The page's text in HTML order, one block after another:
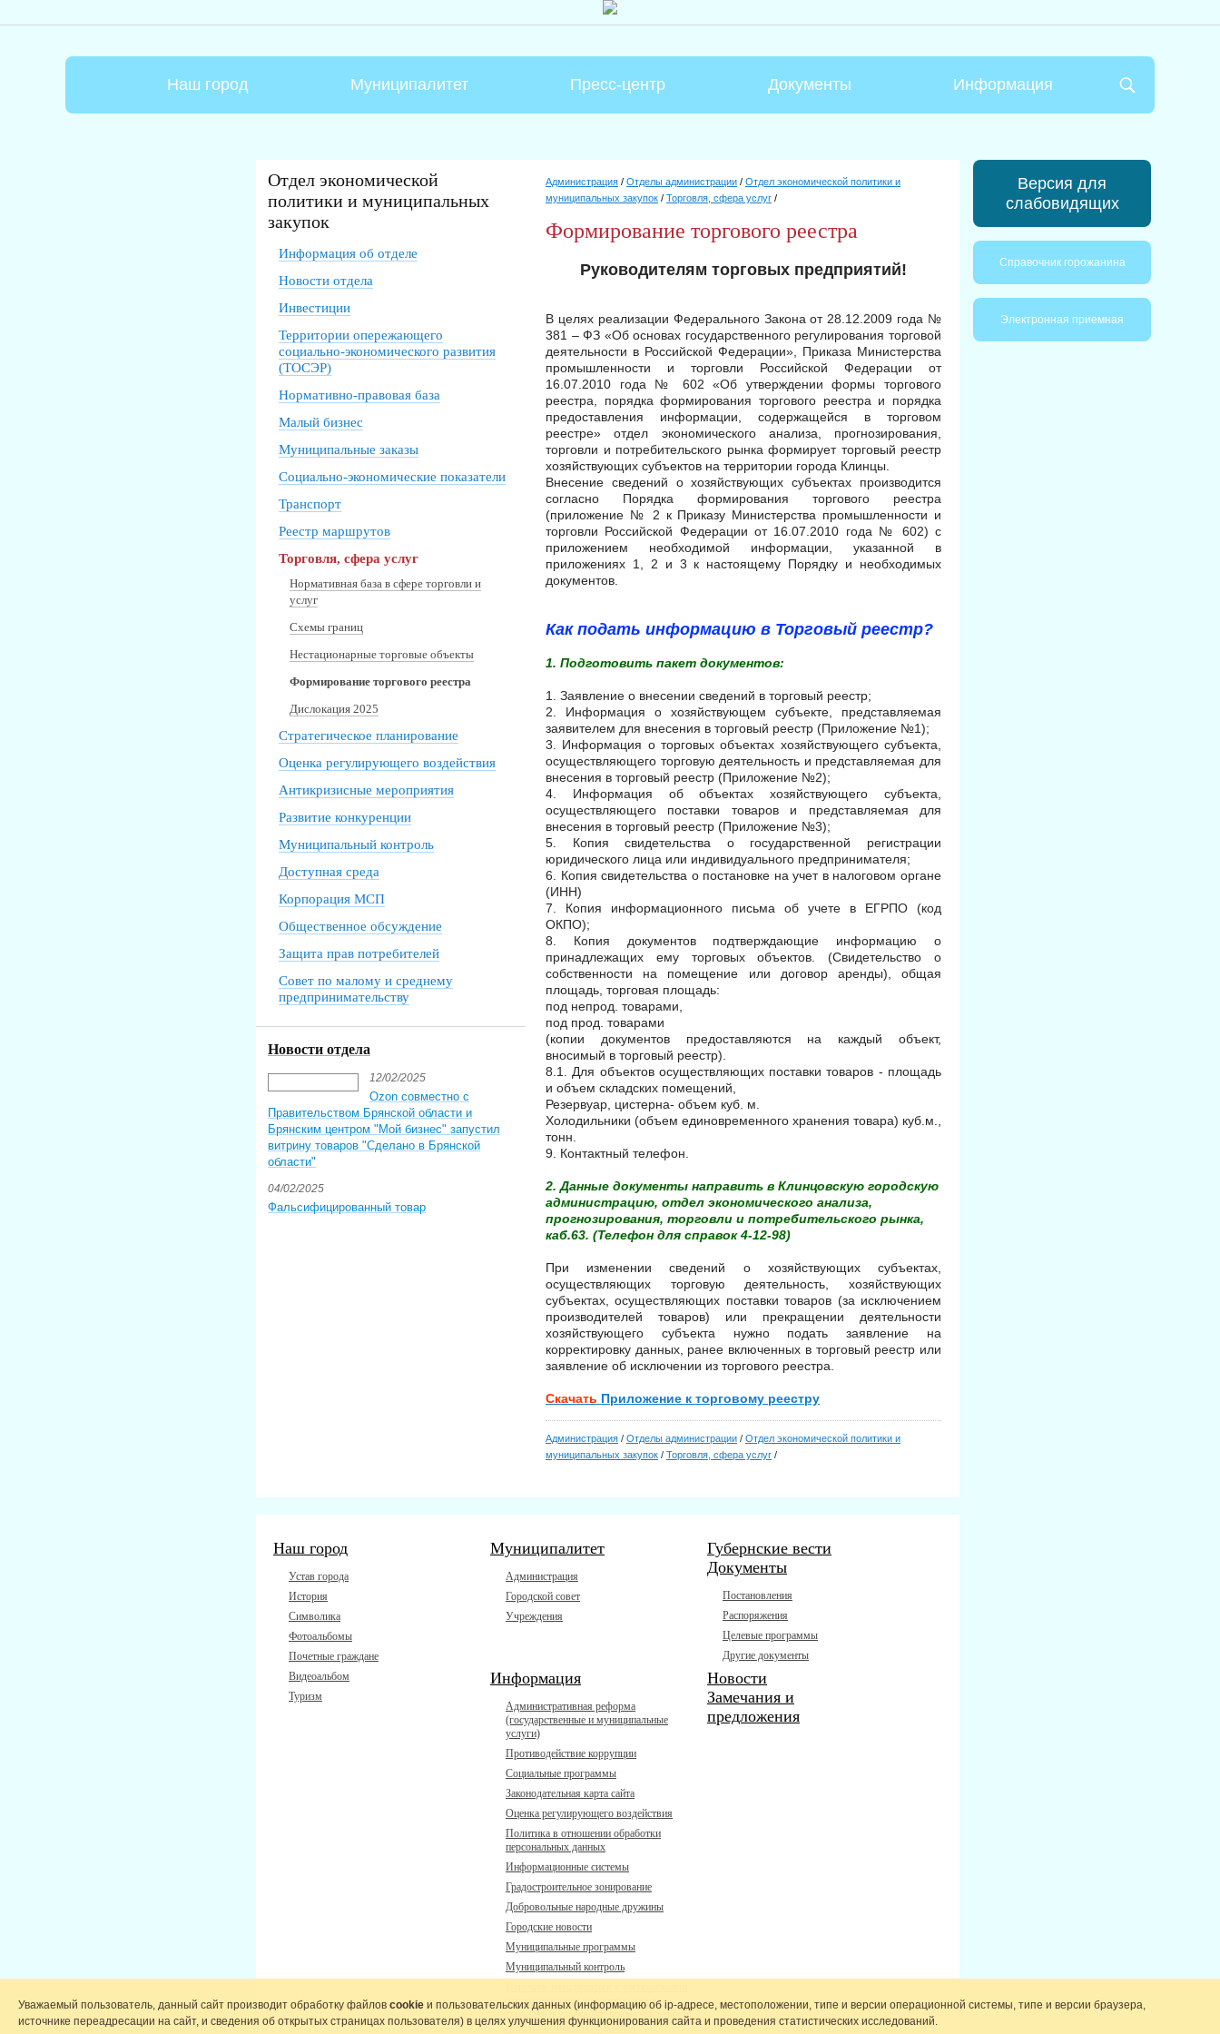
Наш город Муниципалитет Пресс-центр Документы Информация
Отдел экономической
политики и муниципальных
закупок
Информация об отделе
Новости отдела
Инвестиции
Территории опережающего
социально-экономического развития
(ТОСЭР)
Нормативно-правовая база
Малый бизнес
Муниципальные заказы
Социально-экономические показатели
Транспорт
Реестр маршрутов
Торговля, сфера услуг
Нормативная база в сфере торговли и
услуг
Схемы границ
Нестационарные торговые объекты
Формирование торгового реестра
Дислокация 2025
Стратегическое планирование
Оценка регулирующего воздействия
Антикризисные мероприятия
Развитие конкуренции
Муниципальный контроль
Доступная среда
Корпорация МСП
Общественное обсуждение
Защита прав потребителей
Совет по малому и среднему
предпринимательству
Новости отдела
12/02/2025
Ozon совместно с
Правительством Брянской области и
Брянским центром "Мой бизнес" запустил
витрину товаров "Сделано в Брянской
области"
04/02/2025
Фальсифицированный товар
Администрация / Отделы администрации / Отдел экономической политики и
муниципальных закупок / Торговля, сфера услуг /
Формирование торгового реестра
Руководителям торговых предприятий!
В целях реализации Федерального Закона от 28.12.2009 года №
381 – ФЗ «Об основах государственного регулирования торговой
деятельности в Российской Федерации», Приказа Министерства
промышленности и торговли Российской Федерации от
16.07.2010 года № 602 «Об утверждении формы торгового
реестра, порядка формирования торгового реестра и порядка
предоставления информации, содержащейся в торговом
реестре» отдел экономического анализа, прогнозирования,
торговли и потребительского рынка формирует торговый реестр
хозяйствующих субъектов на территории города Клинцы.
Внесение сведений о хозяйствующих субъектах производится
согласно Порядка формирования торгового реестра
(приложение № 2 к Приказу Министерства промышленности и
торговли Российской Федерации от 16.07.2010 года № 602) с
приложением необходимой информации, указанной в
приложениях 1, 2 и 3 к настоящему Порядку и необходимых
документов.
Как подать информацию в Торговый реестр?
1. Подготовить пакет документов:
1. Заявление о внесении сведений в торговый реестр;
2. Информация о хозяйствующем субъекте, представляемая
заявителем для внесения в торговый реестр (Приложение №1);
3. Информация о торговых объектах хозяйствующего субъекта,
осуществляющего торговую деятельность и представляемая для
внесения в торговый реестр (Приложение №2);
4. Информация об объектах хозяйствующего субъекта,
осуществляющего поставки товаров и представляемая для
внесения в торговый реестр (Приложение №3);
5. Копия свидетельства о государственной регистрации
юридического лица или индивидуального предпринимателя;
6. Копия свидетельства о постановке на учет в налоговом органе
(ИНН)
7. Копия информационного письма об учете в ЕГРПО (код
ОКПО);
8. Копия документов подтверждающие информацию о
принадлежащих ему торговых объектов. (Свидетельство о
собственности на помещение или договор аренды), общая
площадь, торговая площадь:
под непрод. товарами,
под прод. товарами
(копии документов предоставляются на каждый объект,
вносимый в торговый реестр).
8.1. Для объектов осуществляющих поставки товаров - площадь
и объем складских помещений,
Резервуар, цистерна- объем куб. м.
Холодильники (объем единовременного хранения товара) куб.м.,
тонн.
9. Контактный телефон.
2. Данные документы направить в Клинцовскую городскую
администрацию, отдел экономического анализа,
прогнозирования, торговли и потребительского рынка,
каб.63. (Телефон для справок 4-12-98)
При изменении сведений о хозяйствующих субъектах,
осуществляющих торговую деятельность, хозяйствующих
субъектах, осуществляющих поставки товаров (за исключением
производителей товаров) или прекращении деятельности
хозяйствующего субъекта нужно подать заявление на
корректировку данных, ранее включенных в торговый реестр или
заявление об исключении из торгового реестра.
Скачать Приложение к торговому реестру
Администрация / Отделы администрации / Отдел экономической политики и
муниципальных закупок / Торговля, сфера услуг /
Наш город
Устав города
История
Символика
Фотоальбомы
Почетные граждане
Видеоальбом
Туризм
Муниципалитет
Администрация
Городской совет
Учреждения
Губернские вести
Документы
Постановления
Распоряжения
Целевые программы
Другие документы
Информация
Административная реформа
(государственные и муниципальные
услуги)
Противодействие коррупции
Социальные программы
Законодательная карта сайта
Оценка регулирующего воздействия
Политика в отношении обработки
персональных данных
Информационные системы
Градостроительное зонирование
Добровольные народные дружины
Городские новости
Муниципальные программы
Муниципальный контроль
органа местного самоуправления
сведений подлежащих предоставлению с
использованием координат в
Новости
Замечания и
предложения
Версия для
слабовидящих
Справочник горожанина
Электронная приемная
Уважаемый пользователь, данный сайт производит обработку файлов cookie и пользовательских данных (информацию об ip-адресе, местоположении, типе и версии операционной системы, типе и версии браузера,
источнике переадресации на сайт, и сведения об открытых страницах пользователя) в целях улучшения функционирования сайта и проведения статистических исследований.